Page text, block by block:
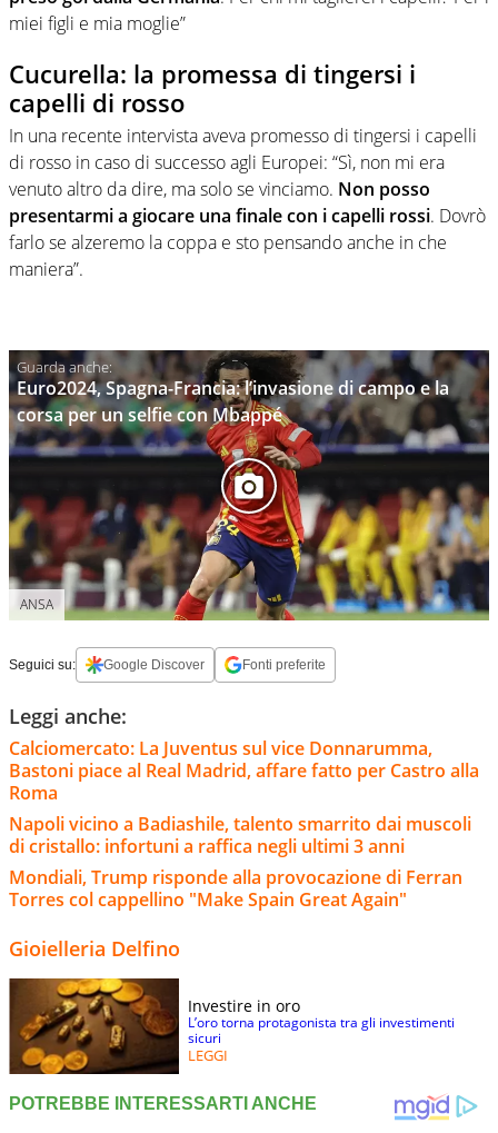
miei figli e mia moglie”
Cucurella: la promessa di tingersi i
capelli di rosso
In una recente intervista aveva promesso di tingersi i capelli
di rosso in caso di successo agli Europei: “Sì, non mi era
venuto altro da dire, ma solo se vinciamo. Non posso
presentarmi a giocare una finale con i capelli rossi. Dovrò
farlo se alzeremo la coppa e sto pensando anche in che
maniera”.
Euro2024, Spagna-Francia: l’invasione di campo e la
corsa per un selfie con Mbappé
ANSA
Seguici su: Google Discover Fonti preferite
Leggi anche:
Calciomercato: La Juventus sul vice Donnarumma,
Bastoni piace al Real Madrid, affare fatto per Castro alla
Roma
Napoli vicino a Badiashile, talento smarrito dai muscoli
di cristallo: infortuni a raffica negli ultimi 3 anni
Mondiali, Trump risponde alla provocazione di Ferran
Torres col cappellino "Make Spain Great Again"
Gioielleria Delfino
Investire in oro
L’oro torna protagonista tra gli investimenti
sicuri
LEGGI